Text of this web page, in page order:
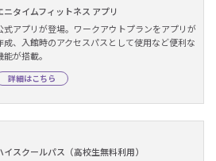
ニタイムフィットネス アプリ
式アプリが登場。ワークアウトプランをアプリが
成、入館時のアクセスパスとして使用など便利な
能が搭載。
詳細はこちら
イスクールパス（高校生無料利用）